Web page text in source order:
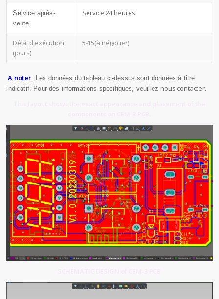
Service après-
vente
Service 24 heures
Délai d'exécution
(jours)
5-15(à négocier)
A noter: Les données du tableau ci-dessus sont données à titre
indicatif. Pour des informations spécifiques, veuillez nous contacter.